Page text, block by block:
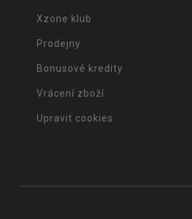
Xzone klub
Prodejny
Bonusové kredity
Vrácení zboží
Upravit cookies